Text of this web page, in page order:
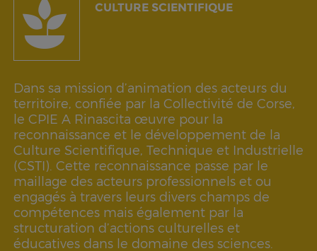
CULTURE SCIENTIFIQUE
Dans sa mission d’animation des acteurs du
territoire, confiée par la Collectivité de Corse,
le CPIE A Rinascita œuvre pour la
reconnaissance et le développement de la
Culture Scientifique, Technique et Industrielle
(CSTI). Cette reconnaissance passe par le
maillage des acteurs professionnels et ou
engagés à travers leurs divers champs de
compétences mais également par la
structuration d’actions culturelles et
éducatives dans le domaine des sciences.